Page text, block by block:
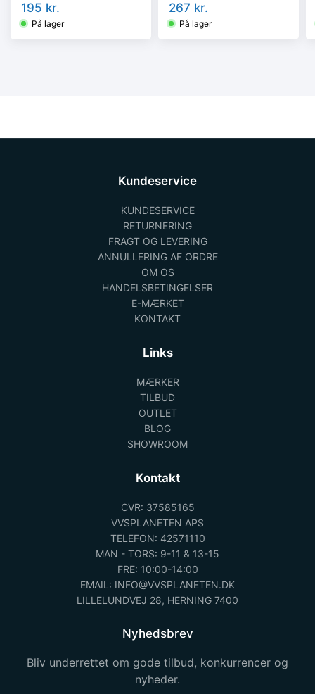
Kval. P235GH, EN 10253-
2/rk2 type B
195 kr.
På lager
Kval. P235GH, EN 10253-
2/rk2 type B
267 kr.
På lager
Kundeservice
KUNDESERVICE
RETURNERING
FRAGT OG LEVERING
ANNULLERING AF ORDRE
OM OS
HANDELSBETINGELSER
E-MÆRKET
KONTAKT
Links
MÆRKER
TILBUD
OUTLET
BLOG
SHOWROOM
Kontakt
CVR: 37585165
VVSPLANETEN APS
TELEFON: 42571110
MAN - TORS: 9-11 & 13-15
FRE: 10:00-14:00
EMAIL: INFO@VVSPLANETEN.DK
LILLELUNDVEJ 28, HERNING 7400
Nyhedsbrev
Bliv underrettet om gode tilbud, konkurrencer og
nyheder.